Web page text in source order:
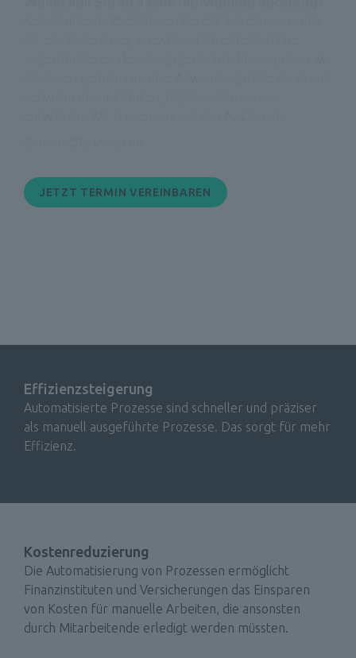
Effizienzsteigerung
Automatisierte Prozesse sind schneller und präziser
als manuell ausgeführte Prozesse. Das sorgt für mehr
Effizienz.
Kostenreduzierung
Die Automatisierung von Prozessen ermöglicht
Finanzinstituten und Versicherungen das Einsparen
von Kosten für manuelle Arbeiten, die ansonsten
durch Mitarbeitende erledigt werden müssten.
JETZT TERMIN VEREINBAREN